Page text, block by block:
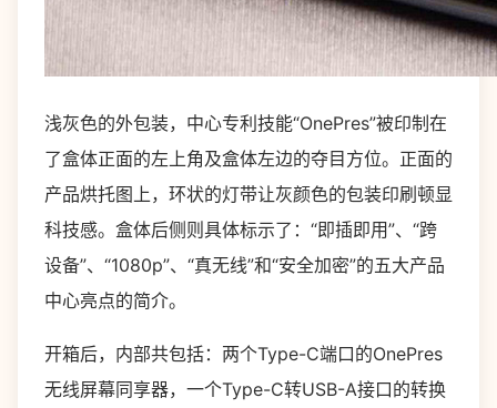
浅灰色的外包装，中心专利技能“OnePres”被印制在
了盒体正面的左上角及盒体左边的夺目方位。正面的
产品烘托图上，环状的灯带让灰颜色的包装印刷顿显
科技感。盒体后侧则具体标示了：“即插即用”、“跨
设备”、“1080p”、“真无线”和“安全加密”的五大产品
中心亮点的简介。
开箱后，内部共包括：两个Type-C端口的OnePres
无线屏幕同享器，一个Type-C转USB-A接口的转换